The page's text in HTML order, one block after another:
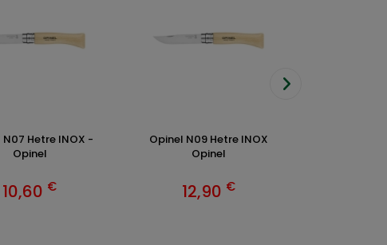
N07 Hetre INOX -
Opinel
10,60 €
Opinel N09 Hetre INOX
Opinel
12,90 €